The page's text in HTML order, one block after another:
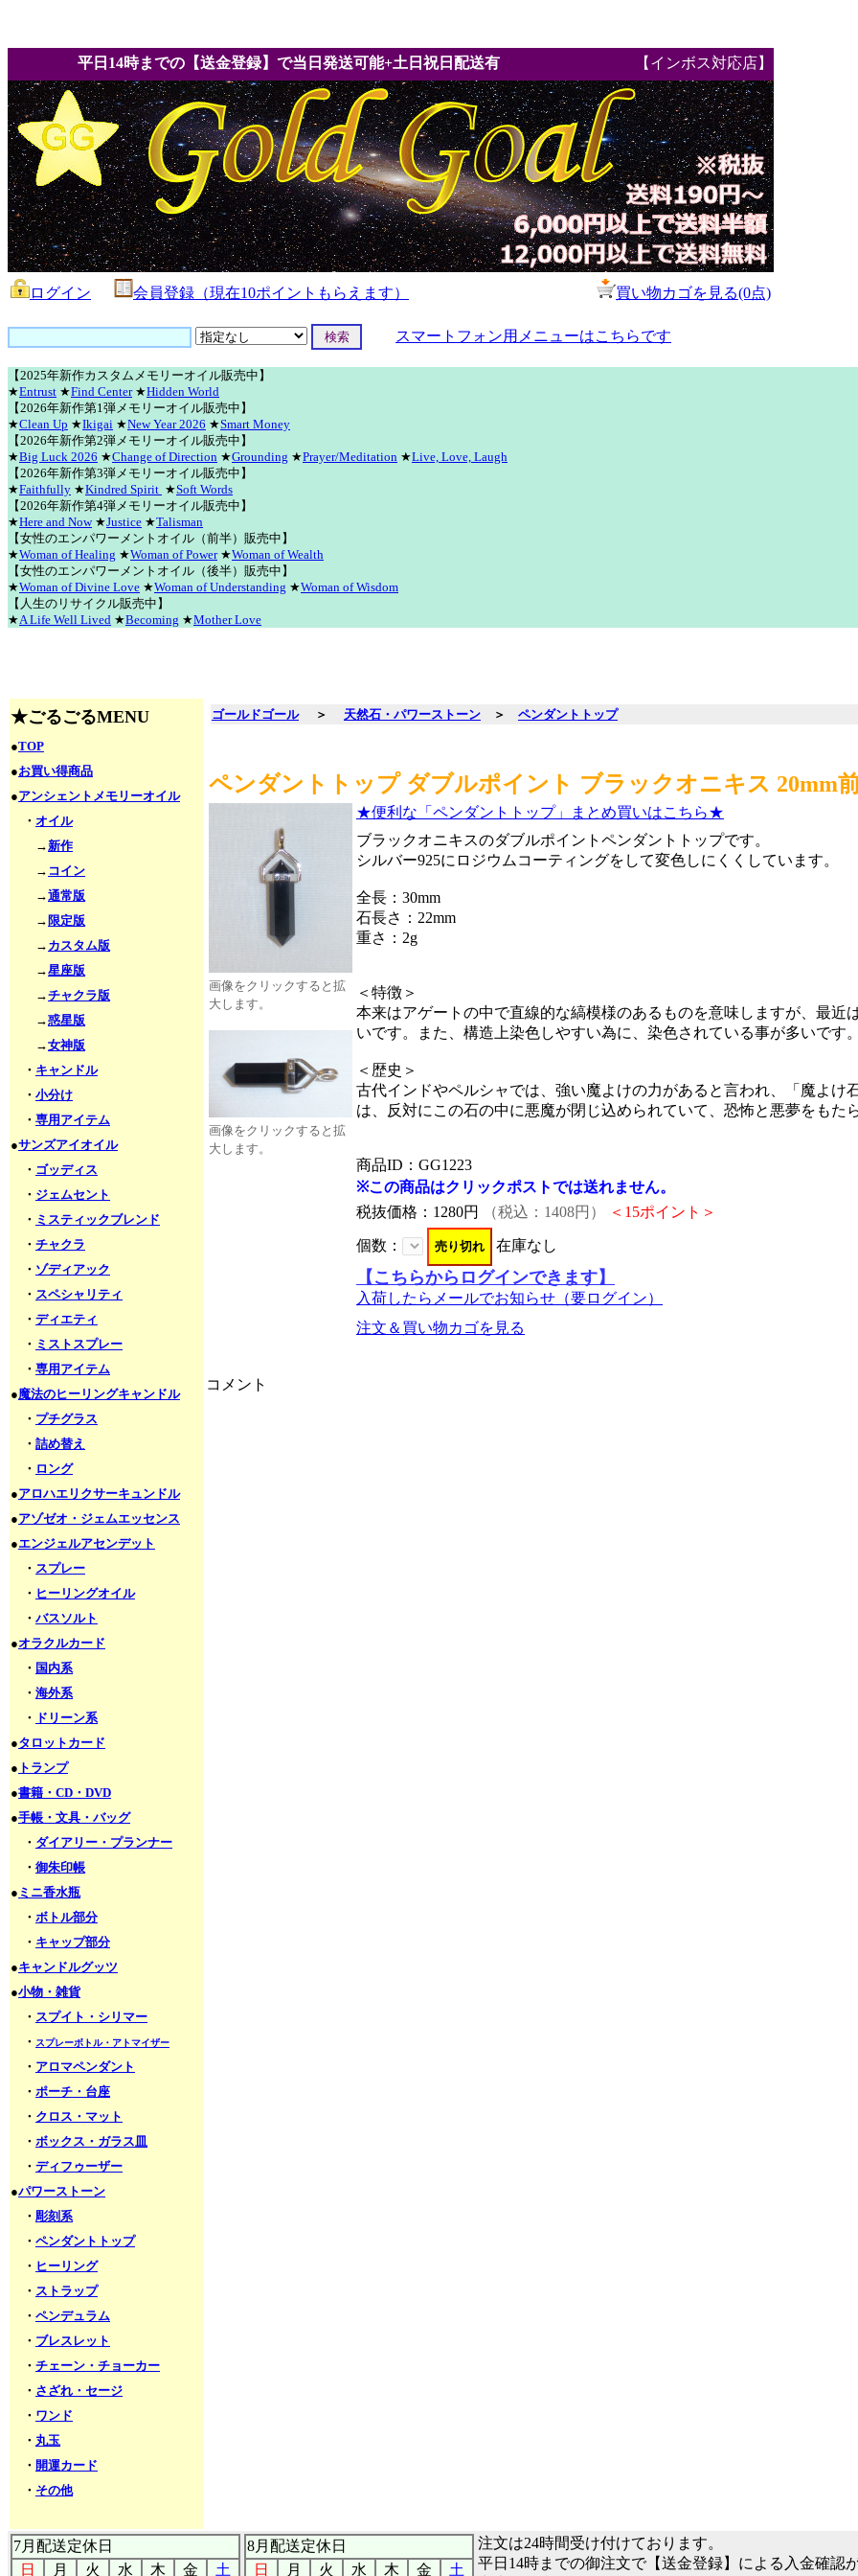
平日14時までの【送金登録】で当日発送可能+土日祝日配送有 【インボス対応店】
ログイン 会員登録（現在10ポイントもらえます） 買い物カゴを見る(0点)
スマートフォン用メニューはこちらです
【2025年新作カスタムメモリーオイル販売中】
★Entrust ★Find Center★Hidden World
【2026年新作第1弾メモリーオイル販売中】
★Clean Up ★Ikigai ★New Year 2026 ★Smart Money
【2026年新作第2弾メモリーオイル販売中】
★Big Luck 2026 ★Change of Direction ★Grounding ★Prayer/Meditation ★Live, Love, Laugh
【2026年新作第3弾メモリーオイル販売中】
★Faithfully ★Kindred Spirit ★Soft Words
【2026年新作第4弾メモリーオイル販売中】
★Here and Now★Justice ★Talisman
【女性のエンパワーメントオイル（前半）販売中】
★Woman of Healing ★Woman of Power★Woman of Wealth
【女性のエンパワーメントオイル（後半）販売中】
★Woman of Divine Love ★Woman of Understanding ★Woman of Wisdom
【人生のリサイクル販売中】
★A Life Well Lived ★Becoming ★Mother Love
★ごるごるMENU
●TOP
●お買い得商品
●アンシェントメモリーオイル
・ オイル
→新作
→ コイン
→通常版
→ 限定版
→ カスタム版
→星座版
→チャクラ版
→惑星版
→女神版
・ キャンドル
・ 小分け
・ 専用アイテム
●サンズアイオイル
・ ゴッディス
・ ジェムセント
・ ミスティックブレンド
・ チャクラ
・ ゾディアック
・ スペシャリティ
・ ディエティ
・ ミストスプレー
・ 専用アイテム
●魔法のヒーリングキャンドル
・ プチグラス
・ 詰め替え
・ ロング
●アロハエリクサーキュンドル
●アゾゼオ・ジェムエッセンス
●エンジェルアセンデット
・ スプレー
・ ヒーリングオイル
・ バスソルト
●オラクルカード
・ 国内系
・ 海外系
・ ドリーン系
●タロットカード
● トランプ
●書籍・CD・DVD
●手帳・文具・バッグ
・ ダイアリー・プランナー
・ 御朱印帳
● ミニ香水瓶
・ ボトル部分
・ キャップ部分
●キャンドルグッツ
●小物・雑貨
・ スプイト・シリマー
・ スプレーボトル・アトマイザー
・ アロマペンダント
・ ポーチ・台座
・ クロス・マット
・ ボックス・ガラス皿
・ ディフゥーザー
●パワーストーン
・ 彫刻系
・ ペンダントトップ
・ ヒーリング
・ ストラップ
・ ペンデュラム
・ ブレスレット
・ チェーン・チョーカー
・ さざれ・セージ
・ ワンド
・ 丸玉
・ 開運カード
・ その他
ゴールドゴール ＞ 天然石・パワーストーン ＞ ペンダントトップ
ペンダントトップ ダブルポイント ブラックオニキス 20mm
画像をクリックすると拡
大します。
画像をクリックすると拡
大します。
★便利な「ペンダントトップ」まとめ買いはこちら★
ブラックオニキスのダブルポイントペンダントトップです。
シルバー925にロジウムコーティングをして変色しにくくしています。
全長：30mm
石長さ：22mm
重さ：2g
＜特徴＞
本来はアゲートの中で直線的な縞模様のあるものを意味しますが、最
いです。また、構造上染色しやすい為に、染色されている事が多いです
＜歴史＞
古代インドやペルシャでは、強い魔よけの力があると言われ、「魔よ
は、反対にこの石の中に悪魔が閉じ込められていて、恐怖と悪夢をもた
商品ID：GG1223
※この商品はクリックポストでは送れません。
税抜価格： 1280円 （税込：1408円） ＜15ポイント＞
個数： 在庫なし
【こちらからログインできます】
入荷したらメールでお知らせ（要ログイン）
注文＆買い物カゴを見る
コメント
7月配送定休日
日
月 火 水 木 金 土
8月配送定休日
日
月 火 水 木 金 土
注文は24時間受け付けております。
平日14時までの御注文で【送金登録】による入金確認